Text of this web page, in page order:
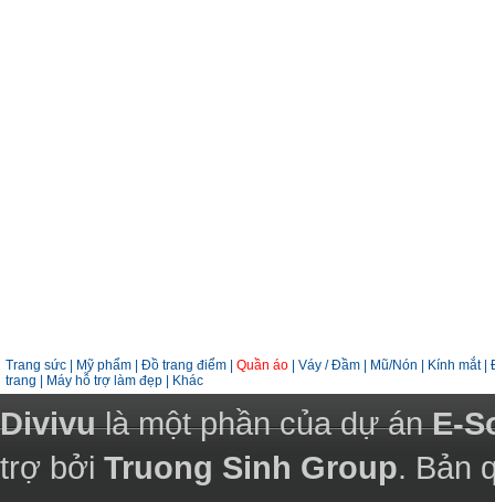
Trang sức Mỹ phẩm Đồ trang điểm Quần áo Váy / Đầm Mũ/Nón Kính mắt
trang
Máy hỗ trợ làm đẹp Khác
Divivulà một phần của dự ánE-
trợ bởi Truong Sinh Group. Bản